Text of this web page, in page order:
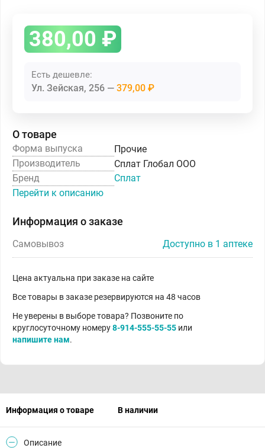
380,00 ₽
Есть дешевле:
Ул. Зейская, 256 379,00 ₽
О товаре
Форма выпуска
Прочие
Производитель
Сплат Глобал ООО
Бренд
Сплат
Перейти к описанию
Информация о заказе
Самовывоз Доступно в 1 аптеке
Цена актуальна при заказе на сайте
Все товары в заказе резервируются на 48 часов
Не уверены в выборе товара? Позвоните по
круглосуточному номеру8-914-555-55-55 или
напишите нам.
Информация о товаре В наличии
Описание